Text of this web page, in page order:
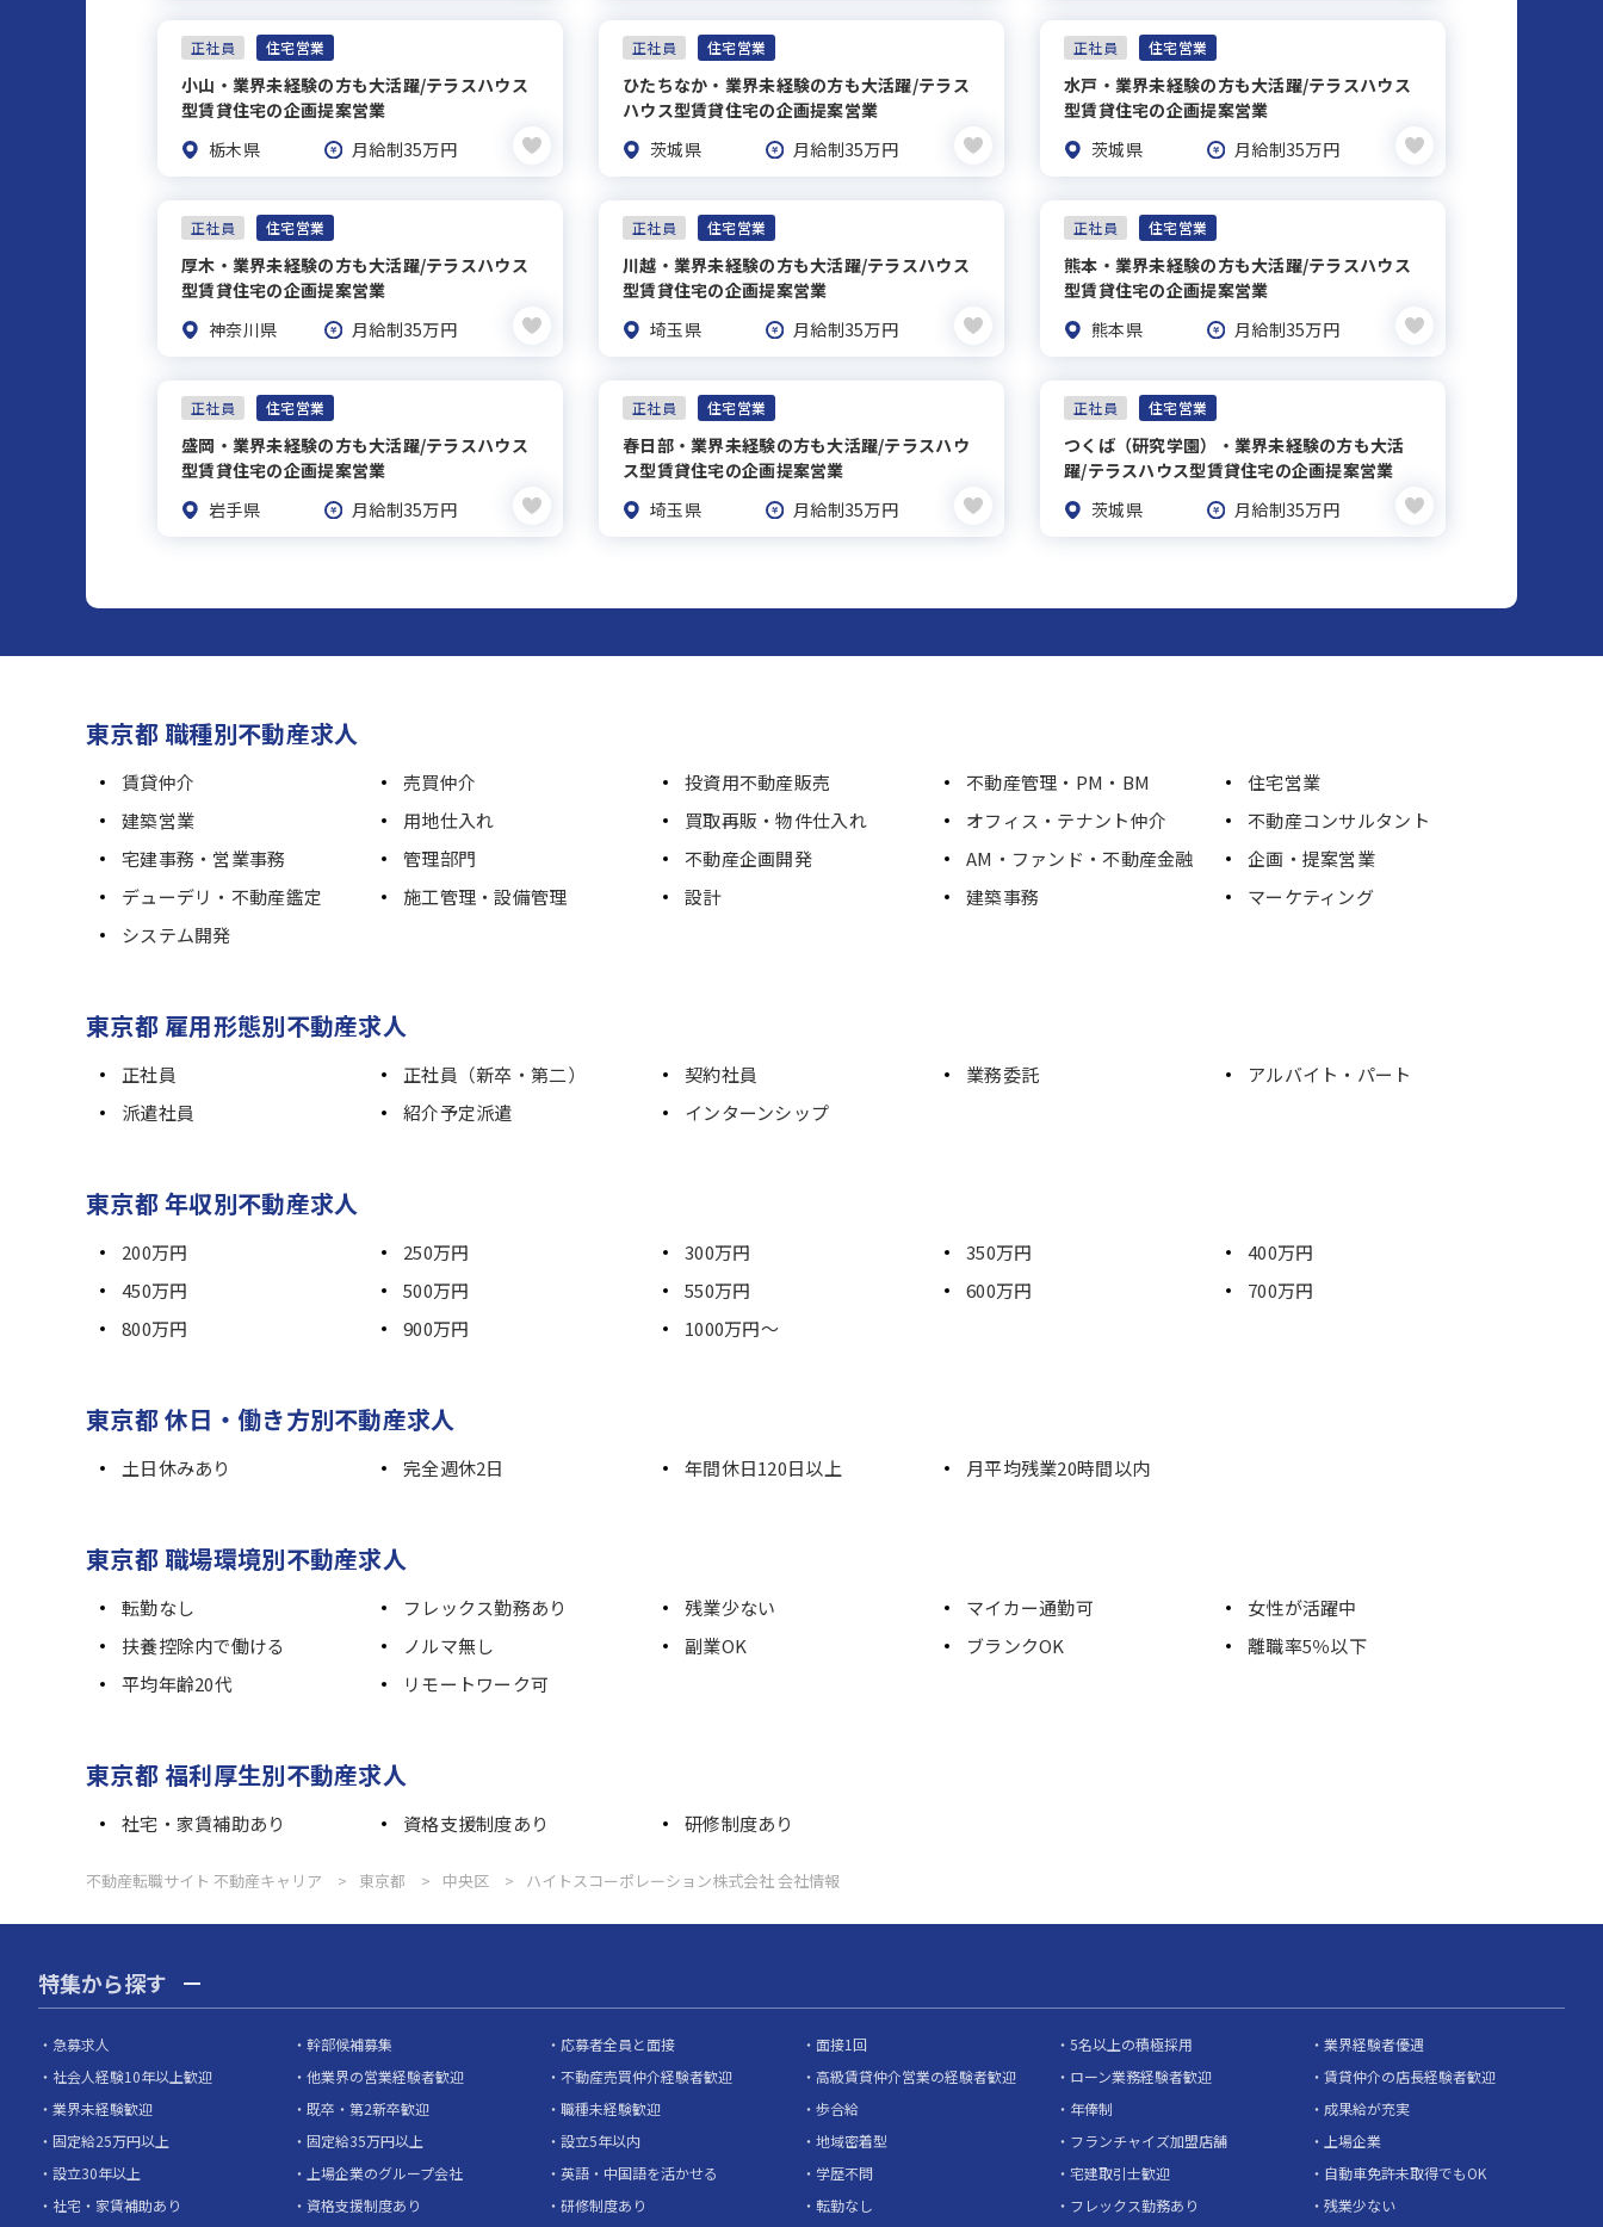
正社員 住宅営業
小山・業界未経験の方も大活躍/テラスハウス
型賃貸住宅の企画提案営業
栃木県
月給制35万円
正社員 住宅営業
ひたちなか・業界未経験の方も大活躍/テラス
ハウス型賃貸住宅の企画提案営業
茨城県
月給制35万円
正社員 住宅営業
水戸・業界未経験の方も大活躍/テラスハウス
型賃貸住宅の企画提案営業
茨城県
月給制35万円
正社員 住宅営業
厚木・業界未経験の方も大活躍/テラスハウス
型賃貸住宅の企画提案営業
神奈川県
月給制35万円
正社員 住宅営業
川越・業界未経験の方も大活躍/テラスハウス
型賃貸住宅の企画提案営業
埼玉県
月給制35万円
正社員 住宅営業
熊本・業界未経験の方も大活躍/テラスハウス
型賃貸住宅の企画提案営業
熊本県
月給制35万円
正社員 住宅営業
盛岡・業界未経験の方も大活躍/テラスハウス
型賃貸住宅の企画提案営業
岩手県
月給制35万円
正社員 住宅営業
春日部・業界未経験の方も大活躍/テラスハウ
ス型賃貸住宅の企画提案営業
埼玉県
月給制35万円
正社員 住宅営業
つくば（研究学園）・業界未経験の方も大活
躍/テラスハウス型賃貸住宅の企画提案営業
茨城県
月給制35万円
東京都 職種別不動産求人
賃貸仲介 売買仲介 投資用不動産販売 不動産管理・PM・BM
住宅営業
建築営業
用地仕入れ 買取再販・物件仕入れ オフィス・テナント仲介
不動産コンサルタント
宅建事務・営業事務
管理部門 不動産企画開発 AM・ファンド・不動産金融
企画・提案営業
デューデリ・不動産鑑定
施工管理・設備管理 設計 建築事務
マーケティング
システム開発
東京都 雇用形態別不動産求人
正社員 正社員（新卒・第二） 契約社員 業務委託
アルバイト・パート
派遣社員
紹介予定派遣 インターンシップ
東京都 年収別不動産求人
200万円 250万円 300万円 350万円
400万円
450万円
500万円 550万円 600万円
700万円
800万円
900万円 1000万円～
東京都 休日・働き方別不動産求人
土日休みあり 完全週休2日 年間休日120日以上 月平均残業20時間以内
東京都 職場環境別不動産求人
転勤なし フレックス勤務あり 残業少ない マイカー通勤可
女性が活躍中
扶養控除内で働ける
ノルマ無し 副業OK ブランクOK
離職率5％以下
平均年齢20代
リモートワーク可
東京都 福利厚生別不動産求人
社宅・家賃補助あり 資格支援制度あり 研修制度あり
不動産転職サイト 不動産キャリア 東京都 中央区 ハイトスコーポレーション株式会社 会社情報
特集から探す
急募求人 幹部候補募集 応募者全員と面接 面接1回 5名以上の積極採用
業界経験者優遇
社会人経験10年以上歓迎
他業界の営業経験者歓迎 不動産売買仲介経験者歓迎 高級賃貸仲介営業の経験者歓迎 ローン業務経験者歓迎
賃貸仲介の店長経験者歓迎
業界未経験歓迎
既卒・第2新卒歓迎 職種未経験歓迎 歩合給 年俸制
成果給が充実
固定給25万円以上
固定給35万円以上 設立5年以内 地域密着型 フランチャイズ加盟店舗
上場企業
設立30年以上
上場企業のグループ会社 英語・中国語を活かせる 学歴不問 宅建取引士歓迎
自動車免許未取得でもOK
社宅・家賃補助あり
資格支援制度あり 研修制度あり 転勤なし フレックス勤務あり 残業少ない